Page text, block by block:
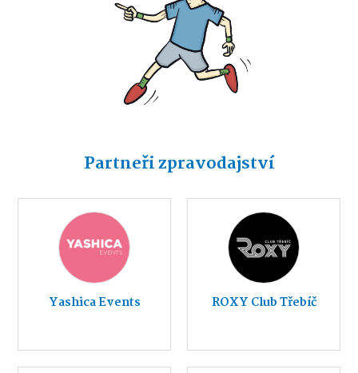
Partneři zpravodajství
Yashica Events ROXY Club Třebíč